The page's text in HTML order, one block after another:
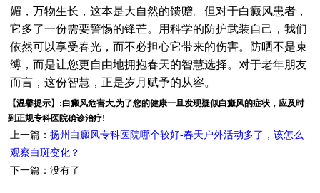
媚，万物生长，这本是大自然的馈赠。但对于白癜风患者，
它多了一份需要警惕的锋芒。用科学的防护武装自己，我们
依然可以享受春光，而不必担心它带来的伤害。防晒不是束
缚，而是让您更自由地拥抱春天的智慧选择。对于老年朋友
而言，这份智慧，正是岁月赋予的从容。
【温馨提示】:白癜风危害大,为了您的健康一旦发现疑似白癜风的症状，应及时
到正规专科医院确诊治疗!
上一篇：扬州白癜风专科医院哪个较好-春天户外活动多了，该怎么
观察白斑变化？
下一篇：没有了